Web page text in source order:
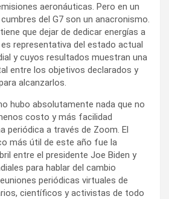
aeronáuticas. Pero en un
del G7 son un anacronismo.
que dejar de dedicar energías a
representativa del estado actual
y cuyos resultados muestran una
entre los objetivos declarados y
alcanzarlos.
hubo absolutamente nada que no
costo y más facilidad
periódica a través de Zoom. El
más útil de este año fue la
entre el presidente Joe Biden y
para hablar del cambio
periódicas virtuales de
científicos y activistas de todo